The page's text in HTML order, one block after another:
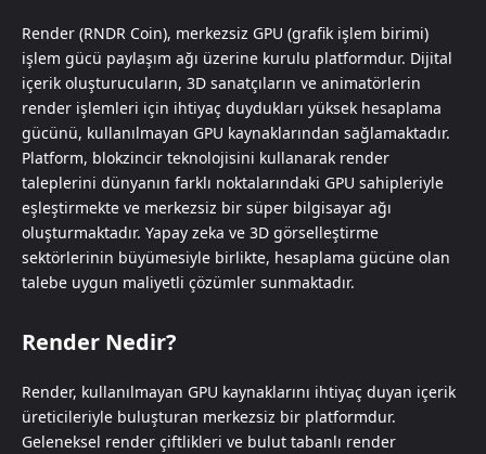
Render (RNDR Coin), merkezsiz GPU (grafik işlem birimi)
işlem gücü paylaşım ağı üzerine kurulu platformdur. Dijital
içerik oluşturucuların, 3D sanatçıların ve animatörlerin
render işlemleri için ihtiyaç duydukları yüksek hesaplama
gücünü, kullanılmayan GPU kaynaklarından sağlamaktadır.
Platform, blokzincir teknolojisini kullanarak render
taleplerini dünyanın farklı noktalarındaki GPU sahipleriyle
eşleştirmekte ve merkezsiz bir süper bilgisayar ağı
oluşturmaktadır. Yapay zeka ve 3D görselleştirme
sektörlerinin büyümesiyle birlikte, hesaplama gücüne olan
talebe uygun maliyetli çözümler sunmaktadır.
Render Nedir?
Render, kullanılmayan GPU kaynaklarını ihtiyaç duyan içerik
üreticileriyle buluşturan merkezsiz bir platformdur.
Geleneksel render çiftlikleri ve bulut tabanlı render